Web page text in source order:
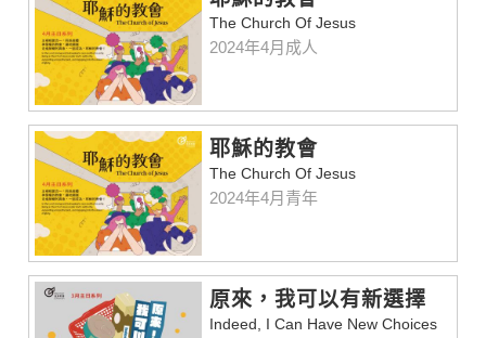
The Church Of Jesus
2024年4月成人
耶穌的教會
The Church Of Jesus
2024年4月青年
原來，我可以有新選擇
Indeed, I Can Have New Choices